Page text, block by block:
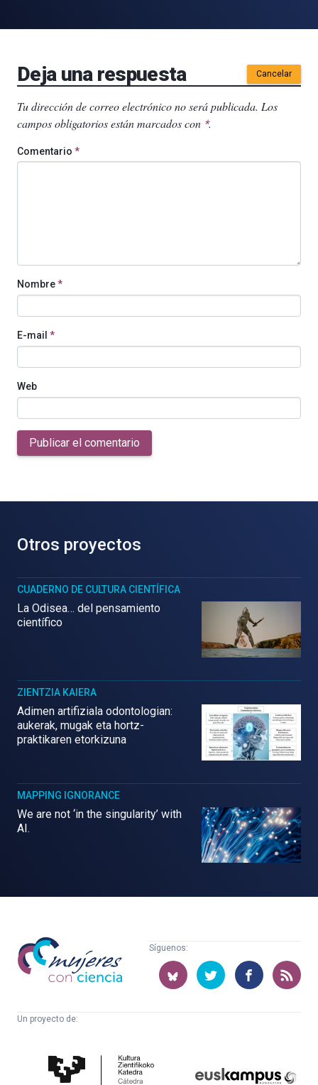
Deja una respuesta Cancelar
Tu dirección de correo electrónico no será publicada. Los
campos obligatorios están marcados con *.
Comentario *
Nombre*
E-mail *
Web
Publicar el comentario
Otros proyectos
CUADERNO DE CULTURA CIENTÍFICA
La Odisea… del pensamiento
científico
ZIENTZIA KAIERA
Adimen artifiziala odontologian:
aukerak, mugak eta hortz-
praktikaren etorkizuna
MAPPING IGNORANCE
We are not ‘in the singularity’ with
AI.
Mujeres
con
ciencia
Síguenos:
Un proyecto de:
Cultura